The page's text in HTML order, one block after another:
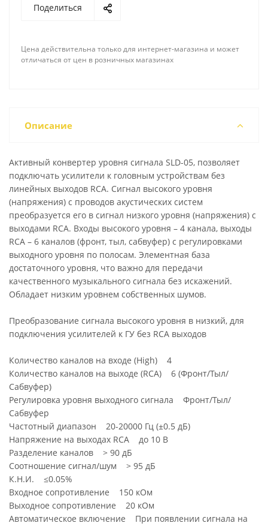
Поделиться
Цена действительна только для интернет-магазина и может
отличаться от цен в розничных магазинах
Описание
Активный конвертер уровня сигнала SLD-05, позволяет
подключать усилители к головным устройствам без
линейных выходов RCA. Сигнал высокого уровня
(напряжения) с проводов акустических систем
преобразуется его в сигнал низкого уровня (напряжения) с
выходами RCA. Входы высокого уровня – 4 канала, выходы
RCA – 6 каналов (фронт, тыл, сабвуфер) с регулировками
выходного уровня по полосам. Элементная база
достаточного уровня, что важно для передачи
качественного музыкального сигнала без искажений.
Обладает низким уровнем собственных шумов.
Преобразование сигнала высокого уровня в низкий, для
подключения усилителей к ГУ без RCA выходов
Количество каналов на входе (High) 4
Количество каналов на выходе (RCA) 6 (Фронт/Тыл/
Сабвуфер)
Регулировка уровня выходного сигнала Фронт/Тыл/
Сабвуфер
Частотный диапазон 20-20000 Гц (±0.5 дБ)
Напряжение на выходах RCA до 10 В
Разделение каналов > 90 дБ
Соотношение сигнал/шум > 95 дБ
К.Н.И. ≤0.05%
Входное сопротивление 150 кОм
Выходное сопротивление 20 кОм
Автоматическое включение При появлении сигнала на